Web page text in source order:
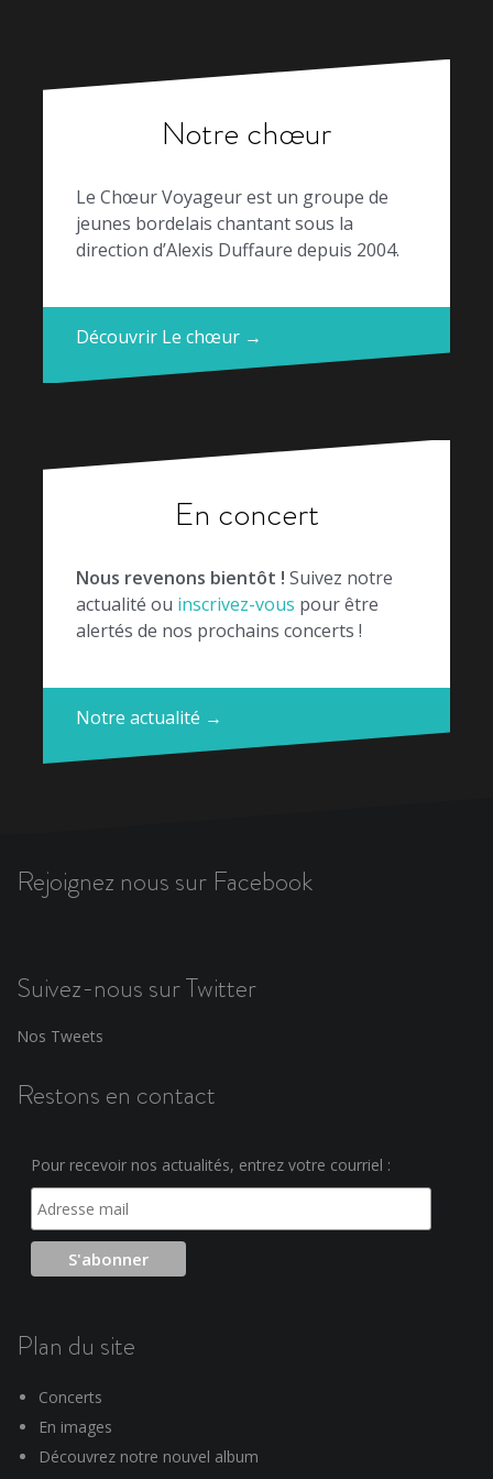
Notre chœur
Le Chœur Voyageur est un groupe de
jeunes bordelais chantant sous la
direction d’Alexis Duffaure depuis 2004.
Découvrir Le chœur →
En concert
Nous revenons bientôt ! Suivez notre
actualité ou inscrivez-vous pour être
alertés de nos prochains concerts !
Notre actualité →
Rejoignez nous sur Facebook
Suivez-nous sur Twitter
Nos Tweets
Restons en contact
Pour recevoir nos actualités, entrez votre courriel :
Plan du site
Concerts
En images
Découvrez notre nouvel album